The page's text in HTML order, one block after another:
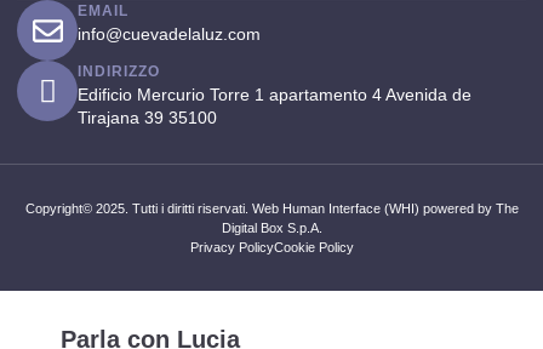
EMAIL
info@cuevadelaluz.com
INDIRIZZO
Edificio Mercurio Torre 1 apartamento 4 Avenida de
Tirajana 39 35100
Copyright© 2025. Tutti i diritti riservati. Web Human Interface (WHI) powered by The
Digital Box S.p.A.
Privacy PolicyCookie Policy
Parla con Lucia